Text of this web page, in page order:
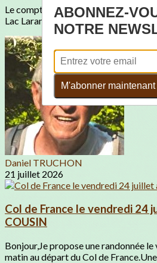
Le compte-rendu est en pièce
Lac LaramonPic du Lac BlancAu-
Daniel TRUCHON
21 juillet 2026
Col de France le vendredi 24
COUSIN
Bonjour,Je propose une randonnée
matin au départ du Col de France.Une...
ABONNEZ-
NOTRE
M'abonner maintenant